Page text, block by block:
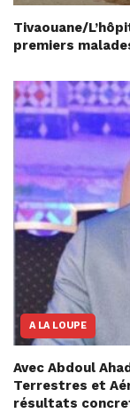
Tivaouane/
premiers
A LA LOUPE
Avec Abdoul
Terrestres et
résultats